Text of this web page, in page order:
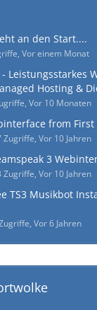
an den Start....
Vor einem Monat
Leistungsstarkes
Hosting &
Vor 10 Monaten
from First
Vor 10 Jahren
3
Vor 10 Jahren
TS3 Musikbot
Vor 6 Jahren